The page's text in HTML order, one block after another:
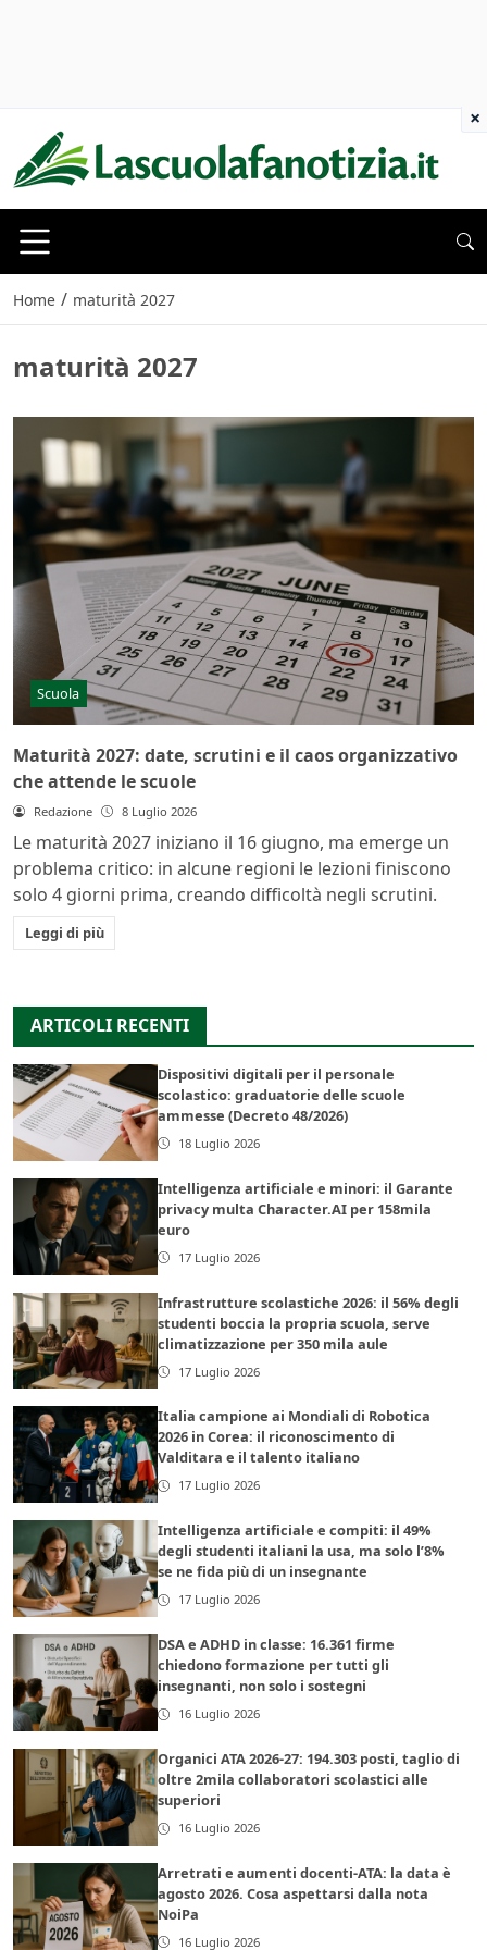
Home / maturità 2027
maturità 2027
Scuola
Maturità 2027: date, scrutini e il caos organizzativo
che attende le scuole
Redazione 8 Luglio 2026
Le maturità 2027 iniziano il 16 giugno, ma emerge un
problema critico: in alcune regioni le lezioni finiscono
solo 4 giorni prima, creando difficoltà negli scrutini.
Leggi di più
ARTICOLI RECENTI
Dispositivi digitali per il personale
scolastico: graduatorie delle scuole
ammesse (Decreto 48/2026)
18 Luglio 2026
Intelligenza artificiale e minori: il Garante
privacy multa Character.AI per 158mila
euro
17 Luglio 2026
Infrastrutture scolastiche 2026: il 56% degli
studenti boccia la propria scuola, serve
climatizzazione per 350 mila aule
17 Luglio 2026
Italia campione ai Mondiali di Robotica
2026 in Corea: il riconoscimento di
Valditara e il talento italiano
17 Luglio 2026
Intelligenza artificiale e compiti: il 49%
degli studenti italiani la usa, ma solo l’8%
se ne fida più di un insegnante
17 Luglio 2026
DSA e ADHD in classe: 16.361 firme
chiedono formazione per tutti gli
insegnanti, non solo i sostegni
16 Luglio 2026
Organici ATA 2026-27: 194.303 posti, taglio di
oltre 2mila collaboratori scolastici alle
superiori
16 Luglio 2026
Arretrati e aumenti docenti-ATA: la data è
agosto 2026. Cosa aspettarsi dalla nota
NoiPa
16 Luglio 2026
×